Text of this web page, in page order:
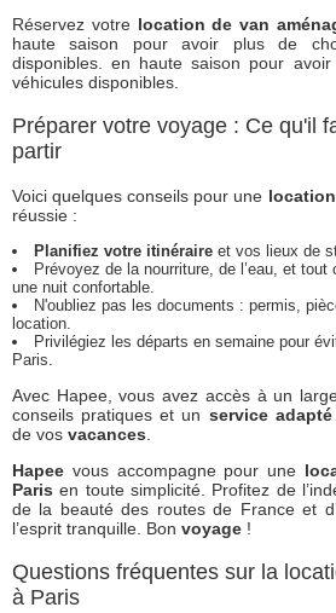
Réservez votrelocation de van
haute saison pour avoir plus de
disponibles. en haute saison pour
véhicules disponibles.
Préparer votre voyage : Ce qu'il
partir
Voici quelques conseils pour une
réussie :
Planifiez votre itinéraireet vos lieux de
Prévoyez de la nourriture, de l’eau, et tout
une nuit confortable.
N'oubliez pas les documents : permis,
location.
Privilégiez les départs en semaine pour
Paris.
Avec Hapee, vous avez accès à un
conseils pratiques et un service
de vos vacances.
Hapee vous accompagne pour une
Paris en toute simplicité. Profitez de
de la beauté des routes de France et
l’esprit tranquille. Bon voyage !
Questions fréquentes sur la
à Paris